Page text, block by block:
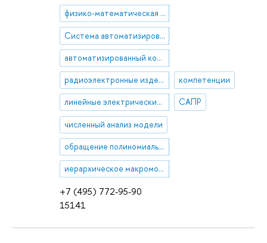
+7 (495) 772-95-90
15141
физико-математическая модель явления
Система автоматизированного контроля
автоматизированный контроль
радиоэлектронные изделия компетенции
линейные электрические эквивалентные схемы САПР
численный анализ модели
обращение полиномиальной матрицы высокой степени
иерархическое макромоделирование